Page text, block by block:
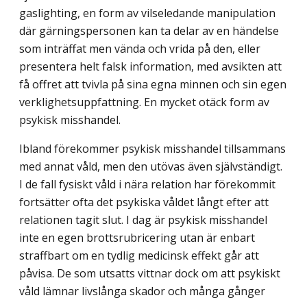
gaslighting, en form av vilseledande manipula­tion
där gärningspersonen kan ta delar av en händelse
som inträffat men vända och vrida på den, eller
presentera helt falsk information, med avsikten att
få offret att tvivla på sina egna minnen och sin egen
verklighetsuppfattning. En mycket otäck form av
psykisk misshandel.
Ibland förekommer psykisk misshandel tillsammans
med annat våld, men den utövas även självständigt.
I de fall fysiskt våld i nära relation har förekommit
fortsätter ofta det psykiska våldet långt efter att
relationen tagit slut. I dag är psykisk misshandel
inte en egen brottsrubricering utan är enbart
straffbart om en tydlig medicinsk effekt går att
påvisa. De som utsatts vittnar dock om att psykiskt
våld lämnar livslånga skador och många gånger